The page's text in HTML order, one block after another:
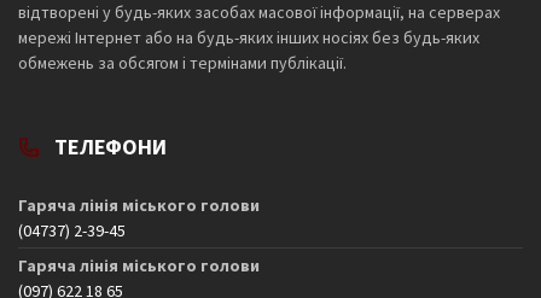
відтворені у будь-яких засобах масової інформації, на серверах
мережі Інтернет або на будь-яких інших носіях без будь-яких
обмежень за обсягом і термінами публікації.
ТЕЛЕФОНИ
Гаряча лінія міського голови
(04737) 2-39-45
Гаряча лінія міського голови
(097) 622 18 65